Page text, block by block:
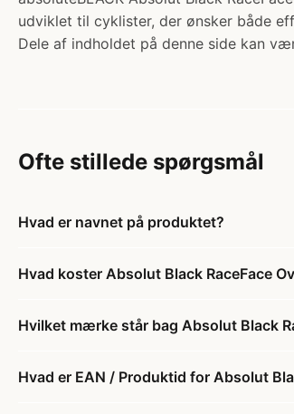
udviklet til cyklister, der ønsker både
Dele af indholdet på denne side kan
Ofte stillede spørgsmål
Hvad er navnet på produktet?
Hvad koster Absolut Black RaceFace
Hvilket mærke står bag Absolut Black
Hvad er EAN / Produktid for Absolut